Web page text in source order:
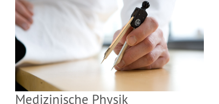
Medizinische Physik